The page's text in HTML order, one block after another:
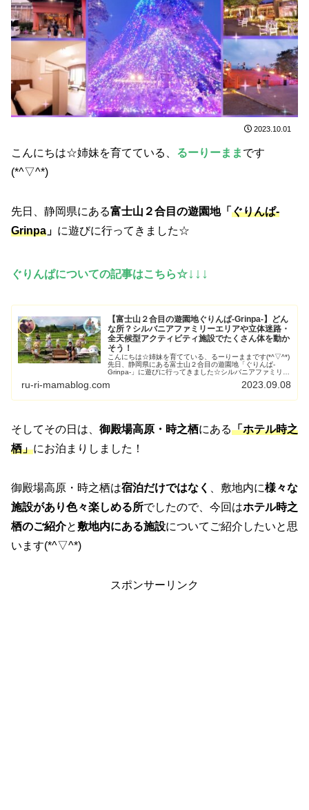
2023.10.01
こんにちは☆姉妹を育てている、 るーりーまま です
(*^▽^*)
先日、静岡県にある富士山２合目の遊園地「 ぐりんぱ-
Grinpa 」 に遊びに行ってきました☆
ぐりんぱについての記事はこちら☆↓↓↓
【富士山２合目の遊園地ぐりんぱ-Grinpa-】どん
な所？シルバニアファミリーエリアや立体迷路・
全天候型アクティビティ施設でたくさん体を動か
そう！
こんにちは☆姉妹を育てている、るーりーままです(*^▽^*)
先日、静岡県にある富士山２合目の遊園地「ぐりんぱ-
Grinpa-」に遊びに行ってきました☆シルバニアファミリー
ru-ri-mamablog.com 2023.09.08
そしてその日は、 御殿場高原・時之栖にある「ホテル時之
栖」にお泊まりしました！
御殿場高原・時之栖は宿泊だけではなく 、敷地内に様々な
施設があり色々楽しめる所でしたので、今回はホテル時之
栖のご紹介と 敷地内にある施設についてご紹介したいと思
います(*^▽^*)
スポンサーリンク